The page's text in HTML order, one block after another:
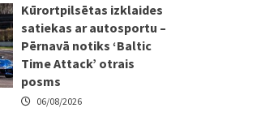
Kūrortpilsētas izklaides
satiekas ar autosportu –
Pērnavā notiks ‘Baltic
Time Attack’ otrais
posms
06/08/2026